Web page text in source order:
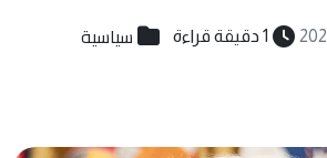
1 دقيقة قراءة سياسية